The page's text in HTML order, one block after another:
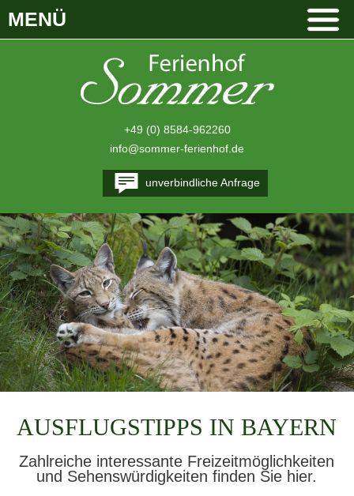
+49 (0) 8584-962260
info@sommer-ferienhof.de
unverbindliche Anfrage
MENÜ
AUSFLUGSTIPPS IN BAYERN
Zahlreiche interessante Freizeitmöglichkeiten
und Sehenswürdigkeiten finden Sie hier.